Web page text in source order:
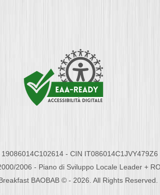
- CIN
2006 - Piano di Sviluppo Locale Leader +
BAOBAB © - 2026. All Rights Reserved.